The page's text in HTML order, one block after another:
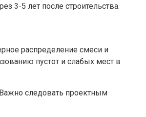
3-5 лет после строительства.
распределение смеси и
пустот и слабых мест в
следовать проектным